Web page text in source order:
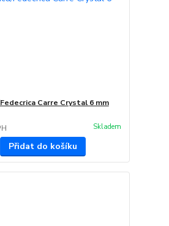
Carre Crystal 6 mm
Skladem
Přidat do košíku